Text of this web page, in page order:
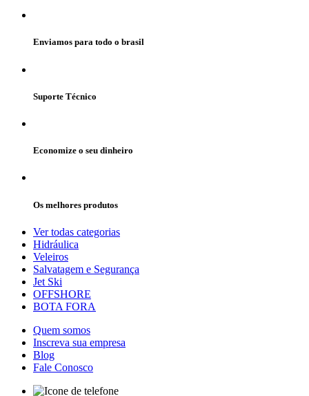
Enviamos para todo o brasil
Suporte Técnico
Economize o seu dinheiro
Os melhores produtos
Ver todas categorias
Hidráulica
Veleiros
Salvatagem e Segurança
Jet Ski
OFFSHORE
BOTA FORA
Quem somos
Inscreva sua empresa
Blog
Fale Conosco